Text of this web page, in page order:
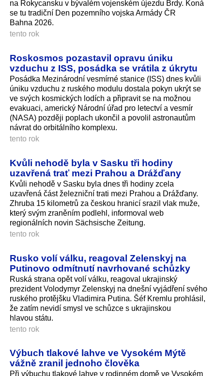
na Rokycansku v bývalém vojenském újezdu Brdy. Koná
se tu tradiční Den pozemního vojska Armády ČR
Bahna 2026.
tento rok
Roskosmos pozastavil opravu úniku
vzduchu z ISS, posádka se vrátila z úkrytu
Posádka Mezinárodní vesmírné stanice (ISS) dnes kvůli
úniku vzduchu z ruského modulu dostala pokyn ukrýt se
ve svých kosmických lodích a připravit se na možnou
evakuaci, americký Národní úřad pro letectví a vesmír
(NASA) později poplach ukončil a povolil astronautům
návrat do orbitálního komplexu.
tento rok
Kvůli nehodě byla v Sasku tři hodiny
uzavřená trať mezi Prahou a Drážďany
Kvůli nehodě v Sasku byla dnes tři hodiny zcela
uzavřená část železniční trati mezi Prahou a Drážďany.
Zhruba 15 kilometrů za českou hranicí srazil vlak muže,
který svým zraněním podlehl, informoval web
regionálních novin Sächsische Zeitung.
tento rok
Rusko volí válku, reagoval Zelenskyj na
Putinovo odmítnutí navrhované schůzky
Ruská strana opět volí válku, reagoval ukrajinský
prezident Volodymyr Zelenskyj na dnešní vyjádření svého
ruského protějšku Vladimira Putina. Šéf Kremlu prohlásil,
že zatím nevidí smysl ve schůzce s ukrajinskou
hlavou státu.
tento rok
Výbuch tlakové lahve ve Vysokém Mýtě
vážně zranil jednoho člověka
Při výbuchu tlakové lahve v rodinném domě ve Vysokém